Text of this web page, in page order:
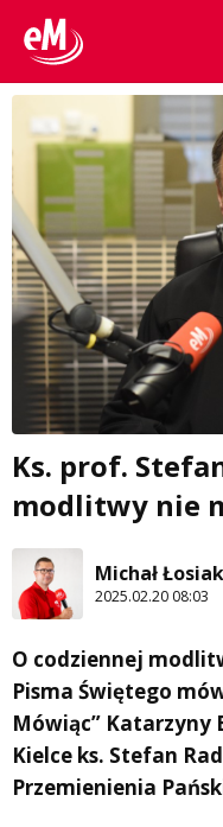
Ks. prof.
modlitwy nie
Michał Łosiak
2025.02.20 08:03
O codziennej
Pisma Świętego
Mówiąc” Katarzyny
Kielce ks. Stefan
Przemienienia